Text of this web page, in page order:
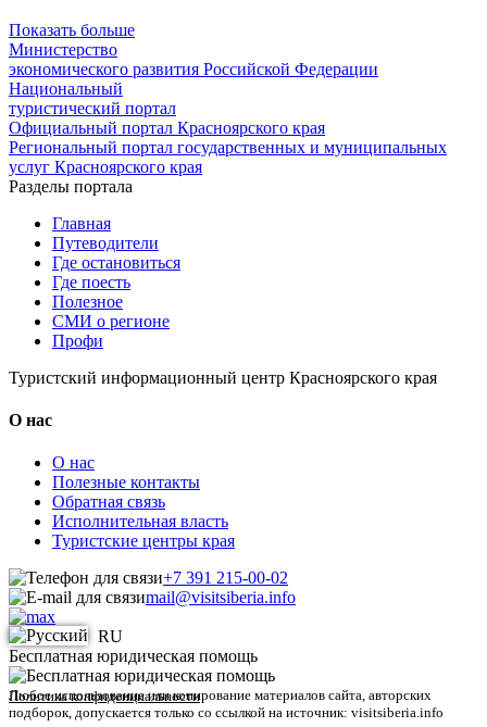
Показать больше
Министерство
экономического развития Российской Федерации
Национальный
туристический портал
Официальный портал Красноярского края
Региональный портал государственных и муниципальных
услуг Красноярского края
Разделы портала
Главная
Путеводители
Где остановиться
Где поесть
Полезное
СМИ о регионе
Профи
Туристский информационный центр Красноярского края
О нас
О нас
Полезные контакты
Обратная связь
Исполнительная власть
Туристские центры края
+7 391 215-00-02
mail@visitsiberia.info
RU
Бесплатная юридическая помощь
Политика конфиденциальности
Любое использование или копирование материалов сайта, авторских
подборок, допускается только со ссылкой на источник: visitsiberia.info